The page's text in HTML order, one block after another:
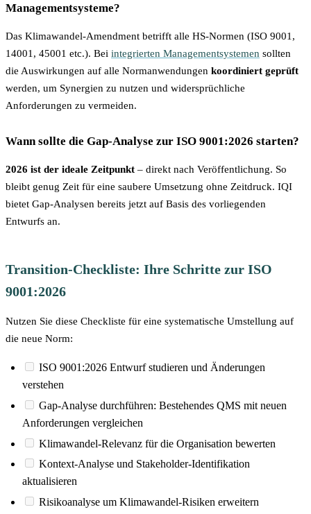
Managementsysteme?
Das Klimawandel-Amendment betrifft alle HS-Normen (ISO 9001,
14001, 45001 etc.). Bei integrierten Managementsystemen sollten
die Auswirkungen auf alle Normanwendungen koordiniert geprüft
werden, um Synergien zu nutzen und widersprüchliche
Anforderungen zu vermeiden.
Wann sollte die Gap-Analyse zur ISO 9001:2026 starten?
2026 ist der ideale Zeitpunkt – direkt nach Veröffentlichung. So
bleibt genug Zeit für eine saubere Umsetzung ohne Zeitdruck. IQI
bietet Gap-Analysen bereits jetzt auf Basis des vorliegenden
Entwurfs an.
Transition-Checkliste: Ihre Schritte zur ISO
9001:2026
Nutzen Sie diese Checkliste für eine systematische Umstellung auf
die neue Norm:
ISO 9001:2026 Entwurf studieren und Änderungen
verstehen
Gap-Analyse durchführen: Bestehendes QMS mit neuen
Anforderungen vergleichen
Klimawandel-Relevanz für die Organisation bewerten
Kontext-Analyse und Stakeholder-Identifikation
aktualisieren
Risikoanalyse um Klimawandel-Risiken erweitern